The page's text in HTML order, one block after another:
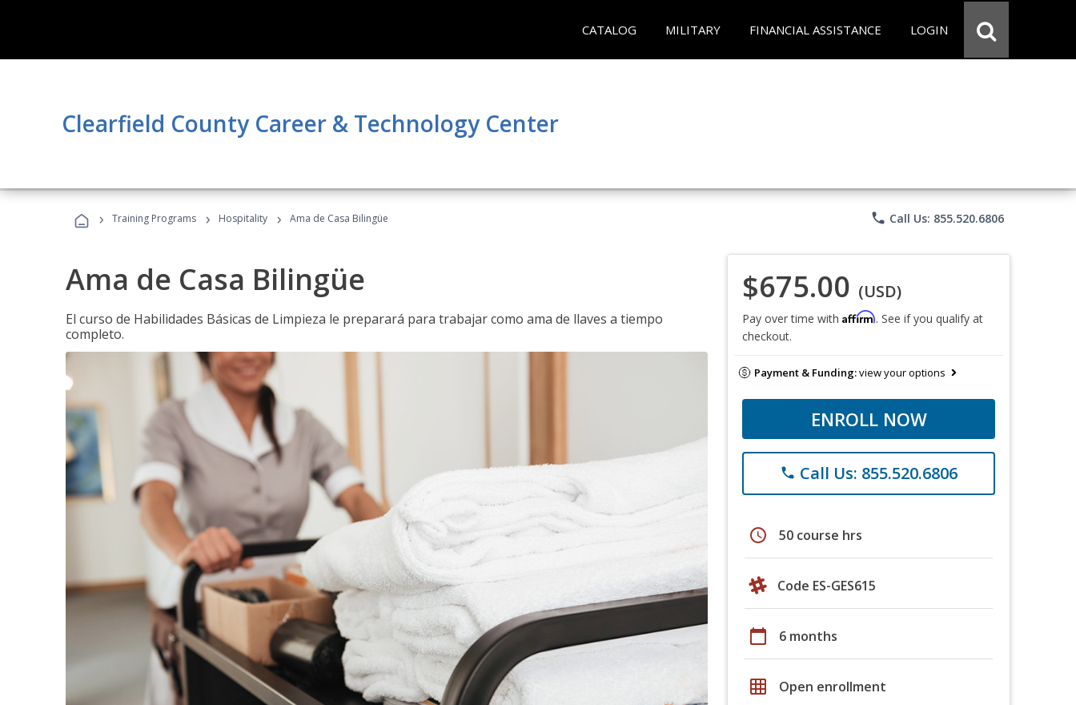
CATALOG MILITARY FINANCIAL ASSISTANCE LOGIN
Clearfield County Career & Technology Center
› Training Programs › Hospitality › Ama de Casa Bilingüe phone Call Us: 855.520.6806
Ama de Casa Bilingüe
El curso de Habilidades Básicas de Limpieza le preparará para trabajar como ama de llaves a tiempo
completo.
$675.00 (USD)
Pay over time with Affirm. See if you qualify at
checkout.
Payment & Funding:view your options
ENROLL NOW
phone Call Us: 855.520.6806
schedule 50 course hrs
Code ES-GES615
calendar_today 6 months
grid_on Open enrollment